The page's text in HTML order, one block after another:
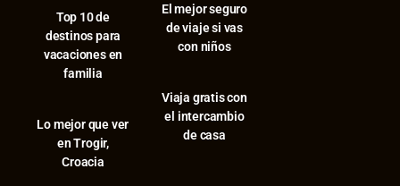
⁠Top 10 de
destinos para
vacaciones en
familia
⁠Lo mejor que ver
en Trogir,
Croacia
El mejor seguro
de viaje si vas
con niños
Viaja gratis con
el intercambio
de casa